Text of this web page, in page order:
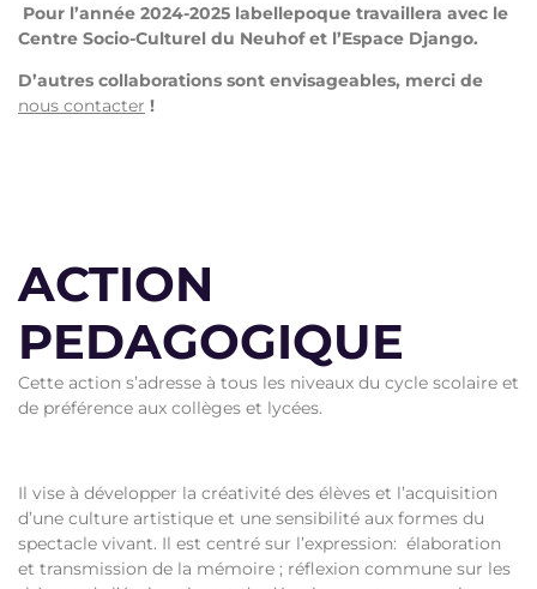
Pour l’année 2024-2025 labellepoque travaillera avec le
Centre Socio-Culturel du Neuhof et l’Espace Django.
D’autres collaborations sont envisageables, merci de
nous contacter !
ACTION
PEDAGOGIQUE
Cette action s’adresse à tous les niveaux du cycle scolaire et
de préférence aux collèges et lycées.
Il vise à développer la créativité des élèves et l’acquisition
d’une culture artistique et une sensibilité aux formes du
spectacle vivant. Il est centré sur l’expression: élaboration
et transmission de la mémoire ; réflexion commune sur les